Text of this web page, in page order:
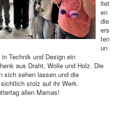
ltet
en
die
ers
ten
un
Technik und Design ein
aus Draht, Wolle und Holz. Die
sich sehen lassen und die
stolz auf ihr Werk.
allen Mamas!